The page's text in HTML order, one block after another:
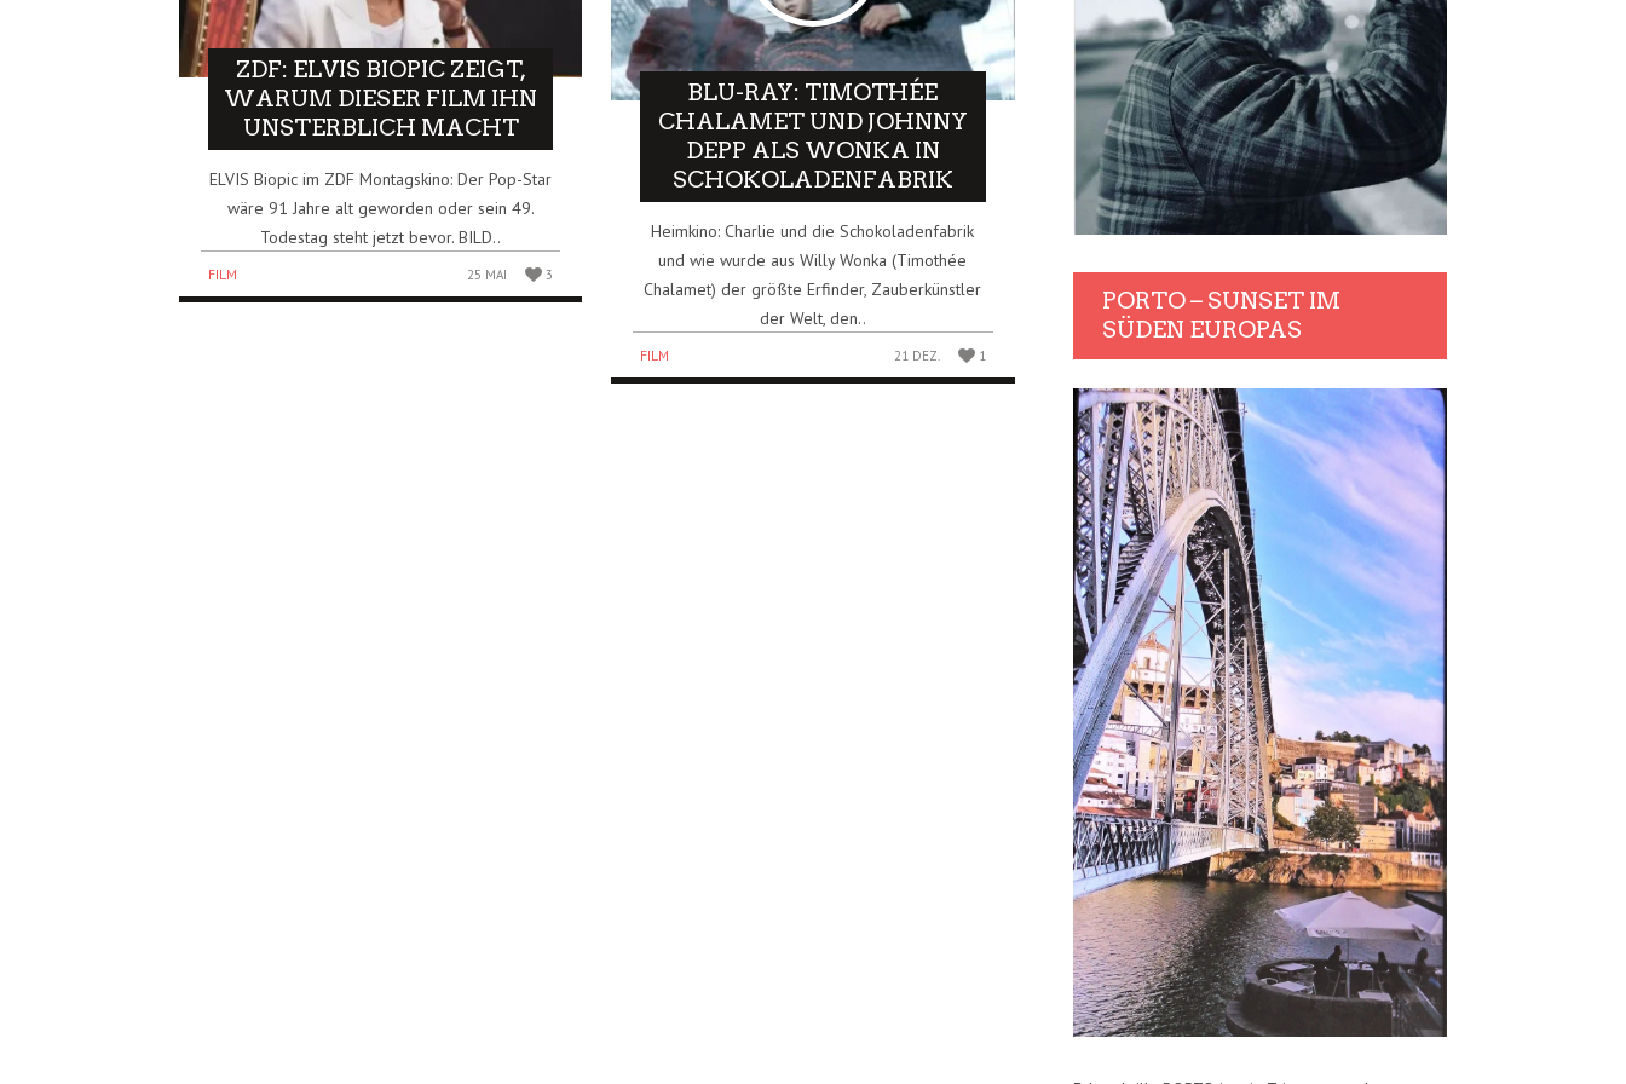
ZDF: ELVIS BIOPIC ZEIGT,
WARUM DIESER FILM IHN
UNSTERBLICH MACHT
ELVIS Biopic im ZDF Montagskino: Der Pop-Star
wäre 91 Jahre alt geworden oder sein 49.
Todestag steht jetzt bevor. BILD..
FILM 25 MAI 3
BLU-RAY: TIMOTHÉE
CHALAMET UND JOHNNY
DEPP ALS WONKA IN
SCHOKOLADENFABRIK
Heimkino: Charlie und die Schokoladenfabrik
und wie wurde aus Willy Wonka (Timothée
Chalamet) der größte Erfinder, Zauberkünstler
der Welt, den..
FILM 21 DEZ. 1
PORTO – SUNSET IM
SÜDEN EUROPAS